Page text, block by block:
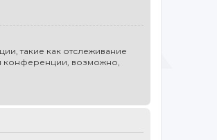
такие как отслеживание
конференции, возможно,